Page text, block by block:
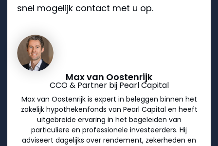
snel mogelijk contact met u op.
Max van Oostenrijk
CCO & Partner bij Pearl Capital
Max van Oostenrijk is expert in beleggen binnen het
zakelijk hypothekenfonds van Pearl Capital en heeft
uitgebreide ervaring in het begeleiden van
particuliere en professionele investeerders. Hij
adviseert dagelijks over rendement, zekerheden en